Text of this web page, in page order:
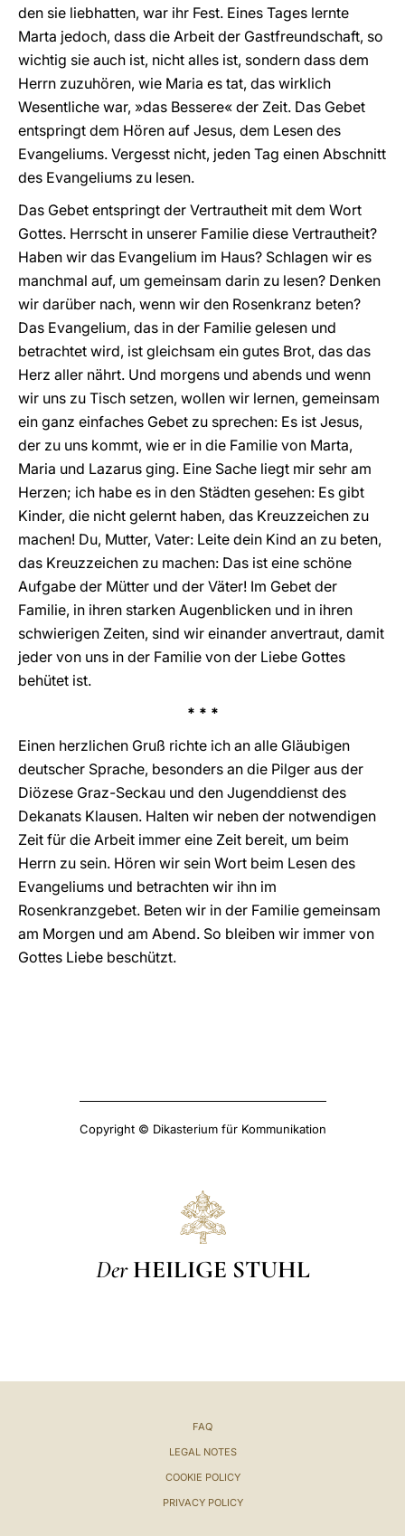
den sie liebhatten, war ihr Fest. Eines Tages lernte
Marta jedoch, dass die Arbeit der Gastfreundschaft, so
wichtig sie auch ist, nicht alles ist, sondern dass dem
Herrn zuzuhören, wie Maria es tat, das wirklich
Wesentliche war, »das Bessere« der Zeit. Das Gebet
entspringt dem Hören auf Jesus, dem Lesen des
Evangeliums. Vergesst nicht, jeden Tag einen Abschnitt
des Evangeliums zu lesen.
Das Gebet entspringt der Vertrautheit mit dem Wort
Gottes. Herrscht in unserer Familie diese Vertrautheit?
Haben wir das Evangelium im Haus? Schlagen wir es
manchmal auf, um gemeinsam darin zu lesen? Denken
wir darüber nach, wenn wir den Rosenkranz beten?
Das Evangelium, das in der Familie gelesen und
betrachtet wird, ist gleichsam ein gutes Brot, das das
Herz aller nährt. Und morgens und abends und wenn
wir uns zu Tisch setzen, wollen wir lernen, gemeinsam
ein ganz einfaches Gebet zu sprechen: Es ist Jesus,
der zu uns kommt, wie er in die Familie von Marta,
Maria und Lazarus ging. Eine Sache liegt mir sehr am
Herzen; ich habe es in den Städten gesehen: Es gibt
Kinder, die nicht gelernt haben, das Kreuzzeichen zu
machen! Du, Mutter, Vater: Leite dein Kind an zu beten,
das Kreuzzeichen zu machen: Das ist eine schöne
Aufgabe der Mütter und der Väter! Im Gebet der
Familie, in ihren starken Augenblicken und in ihren
schwierigen Zeiten, sind wir einander anvertraut, damit
jeder von uns in der Familie von der Liebe Gottes
behütet ist.
* * *
Einen herzlichen Gruß richte ich an alle Gläubigen
deutscher Sprache, besonders an die Pilger aus der
Diözese Graz-Seckau und den Jugenddienst des
Dekanats Klausen. Halten wir neben der notwendigen
Zeit für die Arbeit immer eine Zeit bereit, um beim
Herrn zu sein. Hören wir sein Wort beim Lesen des
Evangeliums und betrachten wir ihn im
Rosenkranzgebet. Beten wir in der Familie gemeinsam
am Morgen und am Abend. So bleiben wir immer von
Gottes Liebe beschützt.
Copyright © Dikasterium für Kommunikation
Der HEILIGE STUHL
FAQ
LEGAL NOTES
COOKIE POLICY
PRIVACY POLICY